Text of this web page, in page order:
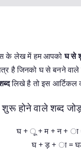
के लेख में हम आपकोघसे
है जिनको घ से बनने वाले
लिखे है तो इस आर्टिकल
होने वाले शब्द
घ + ू + म + न + ा
घ + ड़ + ा =